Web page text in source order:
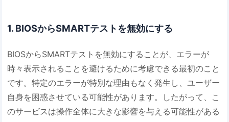
1. BIOSからSMARTテストを無効にする
BIOSからSMARTテストを無効にすることが、エラーが
時々表示されることを避けるために考慮できる最初のこと
です。特定のエラーが特別な理由もなく発生し、ユーザー
自身を困惑させている可能性があります。したがって、こ
のサービスは操作全体に大きな影響を与える可能性がある